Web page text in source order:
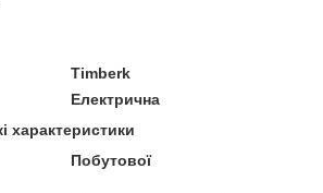
Timberk
Електрична
характеристики
Побутової